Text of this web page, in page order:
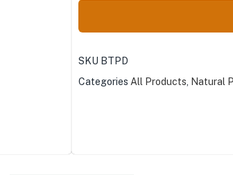
SKU BTPD
Categories All Products Natural